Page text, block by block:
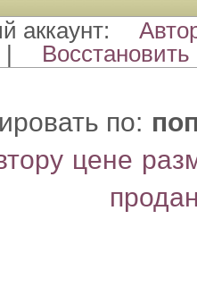
аккаунт:
| Восстановить
по:
цене